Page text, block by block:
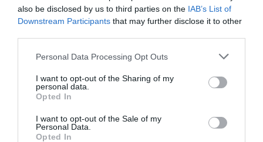
also be disclosed by us to third parties on the IAB’s List of
Downstream Participants that may further disclose it to other
Personal Data Processing Opt Outs
I want to opt-out of the Sharing of my
personal data.
Opted In
I want to opt-out of the Sale of my
Personal Data.
Opted In
AñadirVIA Empresacomo fuente preferida
Mantente informado con las últimas noticias de
ACTIVAR AHORA